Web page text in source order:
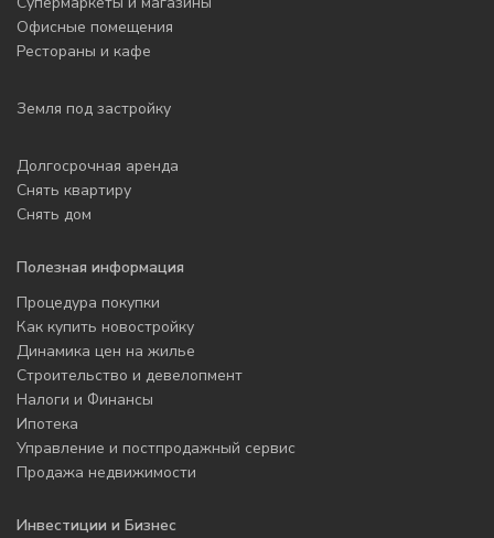
Офисные помещения
Рестораны и кафе
Земля под застройку
Долгосрочная аренда
Снять квартиру
Снять дом
Полезная информация
Процедура покупки
Как купить новостройку
Динамика цен на жилье
Строительство и девелопмент
Налоги и Финансы
Ипотека
Управление и постпродажный сервис
Продажа недвижимости
Инвестиции и Бизнес